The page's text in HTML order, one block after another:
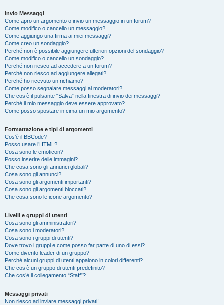
Invio Messaggi
Come apro un argomento o invio un messaggio in un forum?
Come modifico o cancello un messaggio?
Come aggiungo una firma ai miei messaggi?
Come creo un sondaggio?
Perché non è possibile aggiungere ulteriori opzioni del sondaggio?
Come modifico o cancello un sondaggio?
Perché non riesco ad accedere a un forum?
Perché non riesco ad aggiungere allegati?
Perché ho ricevuto un richiamo?
Come posso segnalare messaggi ai moderatori?
Che cos’è il pulsante “Salva” nella finestra di invio dei messaggi?
Perché il mio messaggio deve essere approvato?
Come posso spostare in cima un mio argomento?
Formattazione e tipi di argomenti
Cos’è il BBCode?
Posso usare l’HTML?
Cosa sono le emoticon?
Posso inserire delle immagini?
Che cosa sono gli annunci globali?
Cosa sono gli annunci?
Cosa sono gli argomenti importanti?
Cosa sono gli argomenti bloccati?
Che cosa sono le icone argomento?
Livelli e gruppi di utenti
Cosa sono gli amministratori?
Cosa sono i moderatori?
Cosa sono i gruppi di utenti?
Dove trovo i gruppi e come posso far parte di uno di essi?
Come divento leader di un gruppo?
Perché alcuni gruppi di utenti appaiono in colori differenti?
Che cos’è un gruppo di utenti predefinito?
Che cos’è il collegamento “Staff”?
Messaggi privati
Non riesco ad inviare messaggi privati!